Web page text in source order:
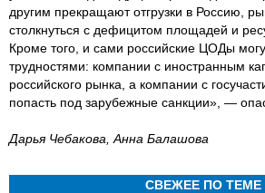
другим прекращают отгрузки в Россию,
столкнуться с дефицитом площадей и
Кроме того, и сами российские ЦОДы
трудностями: компании с иностранным
российского рынка, а компании с
попасть под зарубежные санкции», —
Дарья Чебакова, Анна Балашова
СВЕЖЕЕ ПО ТЕМЕ